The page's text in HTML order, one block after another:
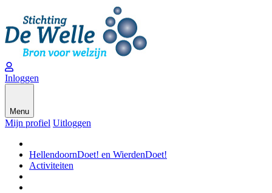
Inloggen
Menu
Mijn profiel Uitloggen
HellendoornDoet! en WierdenDoet!
Activiteiten